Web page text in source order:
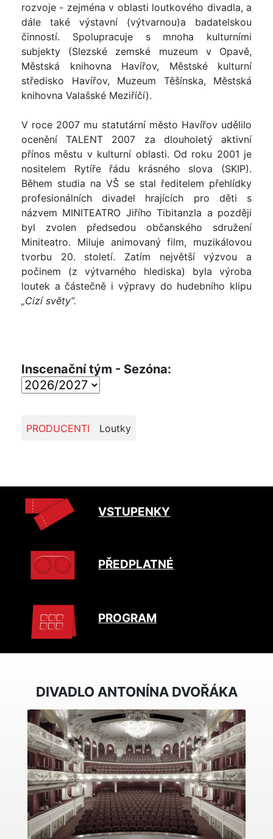
rozvoje - zejména v oblasti loutkového divadla, a
dále také výstavní (výtvarnou)a badatelskou
činností. Spolupracuje s mnoha kulturními
subjekty (Slezské zemské muzeum v Opavě,
Městská knihovna Havířov, Městské kulturní
středisko Havířov, Muzeum Těšínska, Městská
knihovna Valašské Meziříčí).
V roce 2007 mu statutární město Havířov udělilo
ocenění TALENT 2007 za dlouholetý aktivní
přínos městu v kulturní oblasti. Od roku 2001 je
nositelem Rytíře řádu krásného slova (SKIP).
Během studia na VŠ se stal ředitelem přehlídky
profesionálních divadel hrajících pro děti s
názvem MINITEATRO Jiřího Tibitanzla a později
byl zvolen předsedou občanského sdružení
Miniteatro. Miluje animovaný film, muzikálovou
tvorbu 20. století. Zatím největší výzvou a
počinem (z výtvarného hlediska) byla výroba
loutek a částečně i výpravy do hudebního klipu
„Cizí světy“.
Inscenační tým - Sezóna:
PRODUCENTI Loutky
VSTUPENKY
PŘEDPLATNÉ
PROGRAM
DIVADLO ANTONÍNA DVOŘÁKA